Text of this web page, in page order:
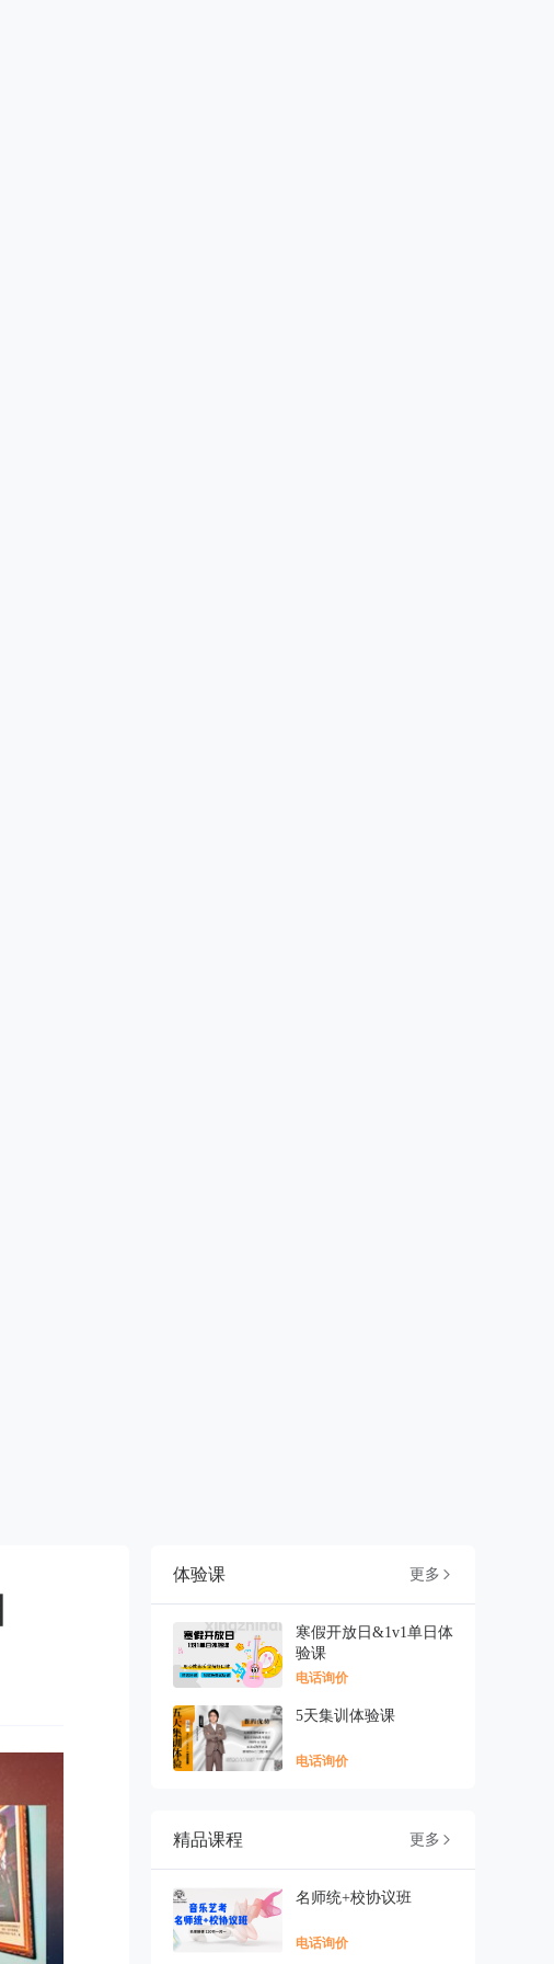
体验课 更多 
寒假开放日&1v1单日体
验课
电话询价
5天集训体验课
电话询价
精品课程 更多 
名师统+校协议班
电话询价